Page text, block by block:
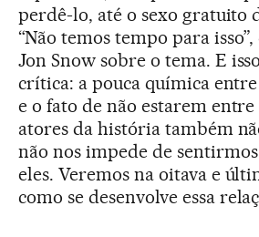
perdê-lo, até o sexo gratuito
“Não temos tempo para
Jon Snow sobre o tema. E
crítica: a pouca química entre
e o fato de não estarem
atores da história também
não nos impede de
eles. Veremos na oitava e
como se desenvolve essa